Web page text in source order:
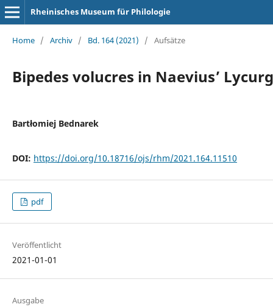
Rheinisches Museum für Philologie
Home / Archiv / Bd. 164 (2021) / Aufsätze
Bipedes volucres in Naevius’
Bartłomiej Bednarek
DOI: https://doi.org/10.18716/ojs/rhm/2021.164.11510
pdf
Veröffentlicht
2021-01-01
Ausgabe